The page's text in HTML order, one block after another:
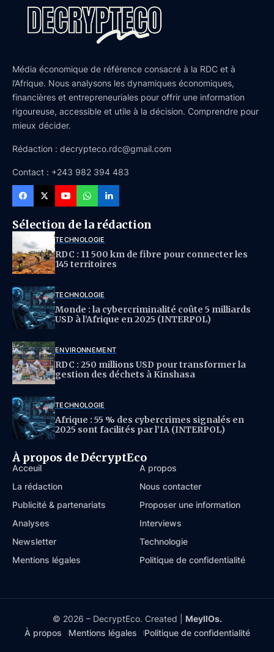
Média économique de référence consacré à la RDC et à
l’Afrique. Nous analysons les dynamiques économiques,
financières et entrepreneuriales pour offrir une information
rigoureuse, accessible et utile à la décision. Comprendre pour
mieux décider.
Rédaction : decrypteco.rdc@gmail.com
Contact : +243 982 394 483
Sélection de la rédaction
TECHNOLOGIE
RDC : 11 500 km de fibre pour connecter les
145 territoires
TECHNOLOGIE
Monde : la cybercriminalité coûte 5 milliards
USD à l’Afrique en 2025 (INTERPOL)
ENVIRONNEMENT
RDC : 250 millions USD pour transformer la
gestion des déchets à Kinshasa
TECHNOLOGIE
Afrique : 55 % des cybercrimes signalés en
2025 sont facilités par l’IA (INTERPOL)
À propos de DécryptEco
Acceuil
À propos
La rédaction
Nous contacter
Publicité & partenariats
Proposer une information
Analyses
Interviews
Newsletter
Technologie
Mentions légales
Politique de confidentialité
© 2026 – DecryptEco. Created | MeyllOs.
À propos
Mentions légales Politique de confidentialité